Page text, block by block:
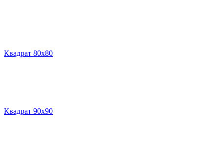
Квадрат 80х80
Квадрат 90х90